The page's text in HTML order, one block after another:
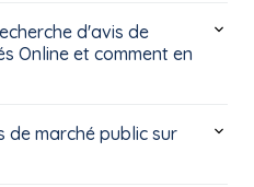
d'avis de
Online et comment en
de marché public sur